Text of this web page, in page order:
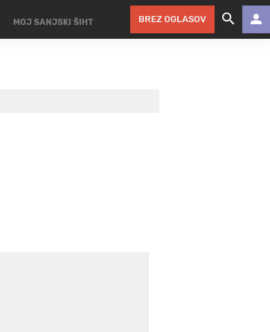
MOJ SANJSKI ŠIHT BREZ OGLASOV